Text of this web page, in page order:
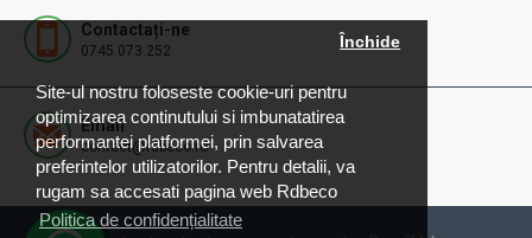
Site-ul nostru foloseste cookie-uri pentru
optimizarea continutului si imbunatatirea
performantei platformei, prin salvarea
preferintelor utilizatorilor. Pentru detalii, va
rugam sa accesati pagina web Rdbeco
Politica de confidențialitate
Închide
Contactați-ne
0745.073.252
Email
contact@rdbeco.ro